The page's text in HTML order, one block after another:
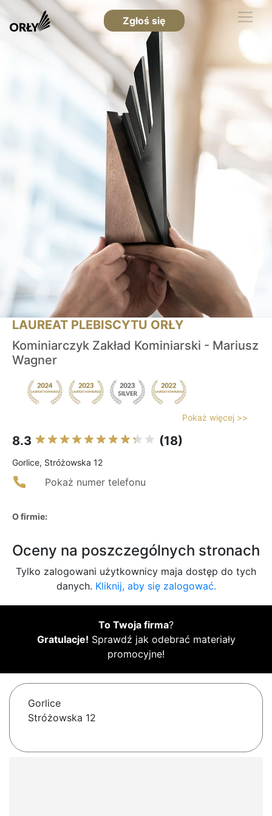
Zgłoś się
LAUREAT PLEBISCYTU ORŁY
Kominiarczyk Zakład Kominiarski - Mariusz
Wagner
Pokaż więcej >>
8.3 (18)
Gorlice, Stróżowska 12
Pokaż numer telefonu
O firmie:
Oceny na poszczególnych stronach
Tylko zalogowani użytkownicy maja dostęp do tych
danych. Kliknij, aby się zalogować.
To Twoja firma?
Gratulacje! Sprawdź jak odebrać materiały
promocyjne!
Gorlice
Stróżowska 12